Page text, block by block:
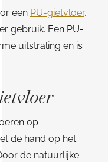
een PU-gietvloer,
gebruik. Een PU-
uitstraling en is
op
de hand op het
de natuurlijke